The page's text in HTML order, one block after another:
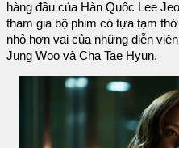
hàng đầu của Hàn Quốc Lee
tham gia bộ phim có tựa tạm
nhỏ hơn vai của những diễn
Jung Woo và Cha Tae Hyun.